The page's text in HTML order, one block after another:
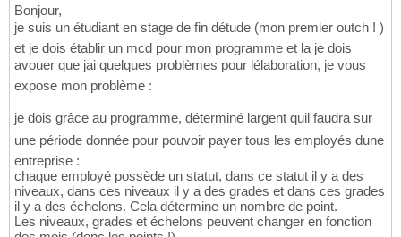
Bonjour,
je suis un étudiant en stage de fin détude (mon premier outch ! )
et je dois établir un mcd pour mon programme et la je dois
avouer que jai quelques problèmes pour lélaboration, je vous
expose mon problème :
je dois grâce au programme, déterminé largent quil faudra sur
une période donnée pour pouvoir payer tous les employés dune
entreprise :
chaque employé possède un statut, dans ce statut il y a des
niveaux, dans ces niveaux il y a des grades et dans ces grades
il y a des échelons. Cela détermine un nombre de point.
Les niveaux, grades et échelons peuvent changer en fonction